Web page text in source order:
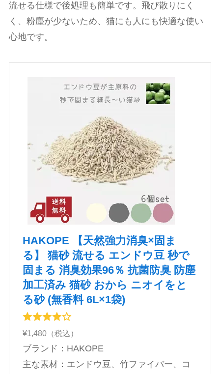
流せる仕様で後処理も簡単です。飛び散りにく
く、粉塵が少ないため、猫にも人にも快適な使い
心地です。
HAKOPE 【天然強力消臭×固ま
る】 猫砂 流せる エンドウ豆 秒で
固まる 消臭効果96％ 抗菌防臭 防塵
加工済み 猫砂 おから ニオイをと
る砂 (無香料 6L×1袋)
¥1,480（税込）
ブランド：HAKOPE
主な素材：エンドウ豆、竹ファイバー、コ